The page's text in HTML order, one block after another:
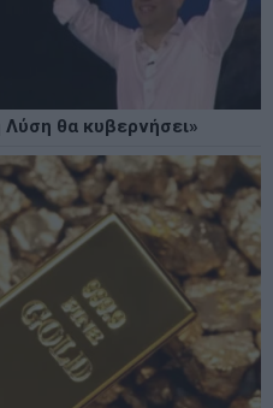
θα κυβερνήσει»